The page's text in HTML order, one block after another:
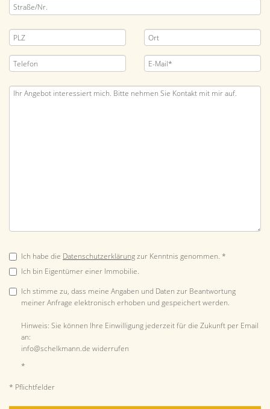
Ich habe die Datenschutzerklärungzur Kenntnis genommen. *
Ich bin Eigentümer einer Immobilie.
Ich stimme zu, dass meine Angaben und Daten zur Beantwortung
meiner Anfrage elektronisch erhoben und gespeichert werden.
Hinweis: Sie können Ihre Einwilligung jederzeit für die Zukunft per Email
an:
info@schelkmann.de widerrufen
*
* Pflichtfelder